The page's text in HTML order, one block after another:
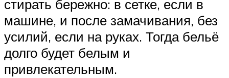
стирать бережно: в сетке, если в
машине, и после замачивания, без
усилий, если на руках. Тогда бельё
долго будет белым и
привлекательным.